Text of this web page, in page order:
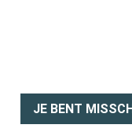
JE BENT